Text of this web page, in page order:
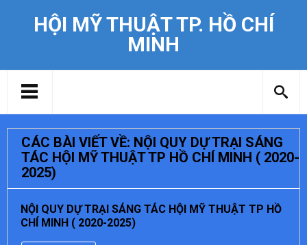
HỘI MỸ THUẬT TP. HỒ CHÍ
MINH
CÁC BÀI VIẾT VỀ: NỘI QUY DỰ TRẠI SÁNG
TÁC HỘI MỸ THUẬT TP HỒ CHÍ MINH ( 2020-
2025)
NỘI QUY DỰ TRẠI SÁNG TÁC HỘI MỸ THUẬT TP HỒ
CHÍ MINH ( 2020-2025)